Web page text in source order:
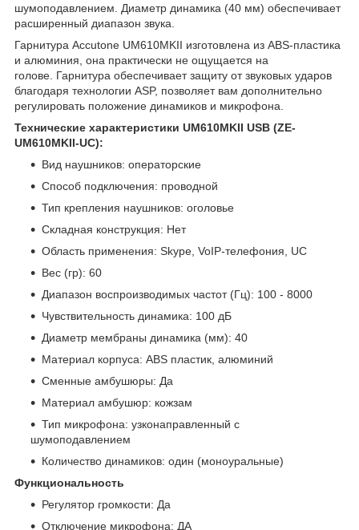
шумоподавлением. Диаметр динамика (40 мм) обеспечивает
расширенный диапазон звука.
Гарнитура Accutone UM610MKII изготовлена из ABS-пластика
и алюминия, она практически не ощущается на
голове. Гарнитура обеспечивает защиту от звуковых ударов
благодаря технологии ASP, позволяет вам дополнительно
регулировать положение динамиков и микрофона.
Технические характеристики UM610MKII USB (ZE-
UM610MKII-UC):
Вид наушников: операторские
Способ подключения: проводной
Тип крепления наушников: оголовье
Складная конструкция: Нет
Область применения: Skype, VoIP-телефония, UC
Вес (гр): 60
Диапазон воспроизводимых частот (Гц): 100 - 8000
Чувствительность динамика: 100 дБ
Диаметр мембраны динамика (мм): 40
Материал корпуса: ABS пластик, алюминий
Сменные амбушюры: Да
Материал амбушюр: кожзам
Тип микрофона: узконаправленный с
шумоподавлением
Количество динамиков: один (моноуральные)
Функциональность
Регулятор громкости: Да
Отключение микрофона: ДА